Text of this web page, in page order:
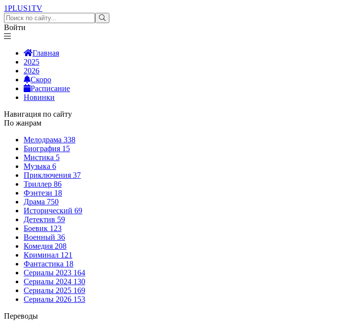
1PLUS1TV
Войти
Главная
2025
2026
Скоро
Расписание
Новинки
Навигация по сайту
По жанрам
Мелодрама 338
Биография 15
Мистика 5
Музыка 6
Приключения 37
Триллер 86
Фэнтези 18
Драма 750
Исторический 69
Детектив 59
Боевик 123
Военный 36
Комедия 208
Криминал 121
Фантастика 18
Сериалы 2023 164
Сериалы 2024 130
Сериалы 2025 169
Сериалы 2026 153
Переводы